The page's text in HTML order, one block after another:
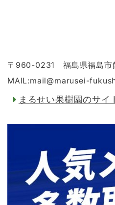
〒960-0231 福島県福島市
MAIL:mail@marusei-
まるせい果樹園のサイ